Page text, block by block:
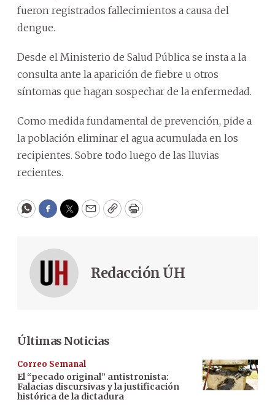
fueron registrados fallecimientos a causa del
dengue.
Desde el Ministerio de Salud Pública se insta a la
consulta ante la aparición de fiebre u otros
síntomas que hagan sospechar de la enfermedad.
Como medida fundamental de prevención, pide a
la población eliminar el agua acumulada en los
recipientes. Sobre todo luego de las lluvias
recientes.
WhatsApp
Facebook
Twitter
EmailCopyPrint
Redacción ÚH
Últimas Noticias
Correo Semanal
El “pecado original” antistronista:
Falacias discursivas y la justificación
histórica de la dictadura